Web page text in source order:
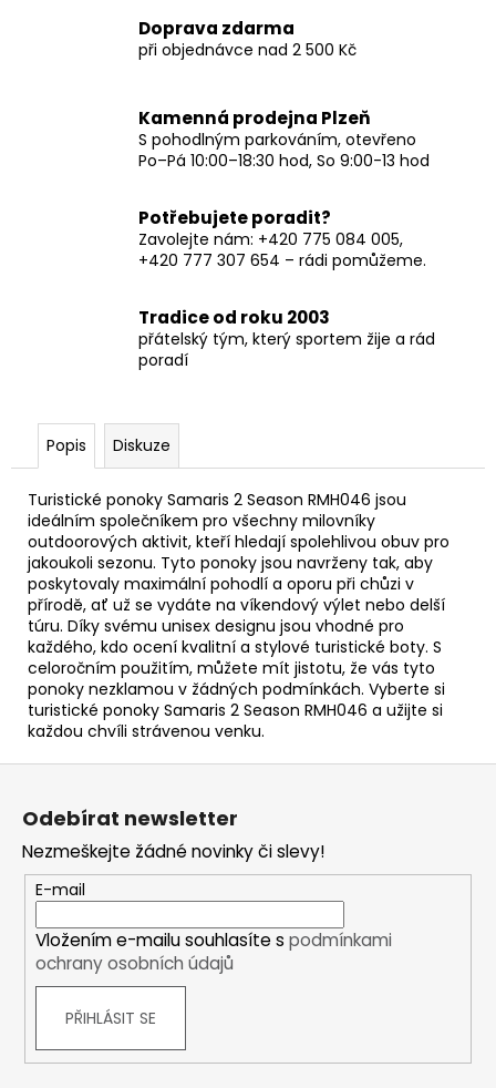
Doprava zdarma
při objednávce nad 2 500 Kč
Kamenná prodejna Plzeň
S pohodlným parkováním, otevřeno
Po–Pá 10:00–18:30 hod, So 9:00-13 hod
Potřebujete poradit?
Zavolejte nám: +420 775 084 005,
+420 777 307 654 – rádi pomůžeme.
Tradice od roku 2003
přátelský tým, který sportem žije a rád
poradí
Popis Diskuze
Turistické ponoky Samaris 2 Season RMH046 jsou
ideálním společníkem pro všechny milovníky
outdoorových aktivit, kteří hledají spolehlivou obuv pro
jakoukoli sezonu. Tyto ponoky jsou navrženy tak, aby
poskytovaly maximální pohodlí a oporu při chůzi v
přírodě, ať už se vydáte na víkendový výlet nebo delší
túru. Díky svému unisex designu jsou vhodné pro
každého, kdo ocení kvalitní a stylové turistické boty. S
celoročním použitím, můžete mít jistotu, že vás tyto
ponoky nezklamou v žádných podmínkách. Vyberte si
turistické ponoky Samaris 2 Season RMH046 a užijte si
každou chvíli strávenou venku.
Z
Odebírat newsletter
Nezmeškejte žádné novinky či slevy!
E-mail
Vložením e-mailu souhlasíte s podmínkami
ochrany osobních údajů
PŘIHLÁSIT SE